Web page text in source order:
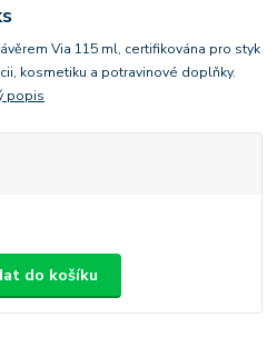
Via 115 ml, certifikována pro styk
kosmetiku a potravinové doplňky.
popis
do košíku